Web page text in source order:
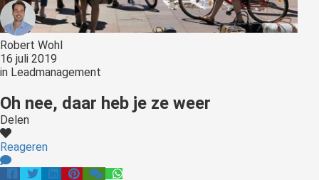
Robert Wohl
16 juli 2019
in Leadmanagement
Oh nee, daar heb je ze weer
Delen
Reageren